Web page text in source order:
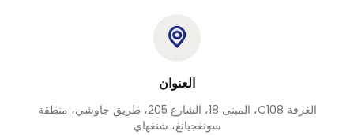
العنوان
الغرفة C108، المبنى 18، الشارع 205، طريق جاوشي، منطقة
سونغجيانغ، شنغهاي